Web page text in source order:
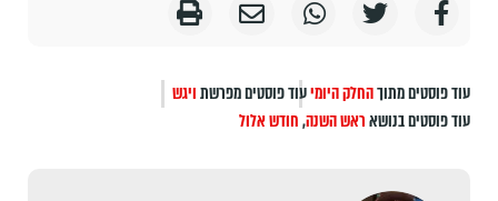
עוד פוסטים מתוךהחלק היומיעוד פוסטים מפרשתויגש
עוד פוסטים בנושאראש השנה,חודש אלול